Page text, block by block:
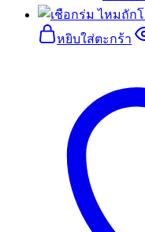
หยิบใส่ตะกร้า